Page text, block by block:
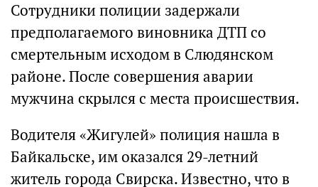
Сотрудники полиции задержали
предполагаемого виновника ДТП со
смертельным исходом в Слюдянском
районе. После совершения аварии
мужчина скрылся с места происшествия.
Водителя «Жигулей» полиция нашла в
Байкальске, им оказался 29-летний
житель города Свирска. Известно, что в